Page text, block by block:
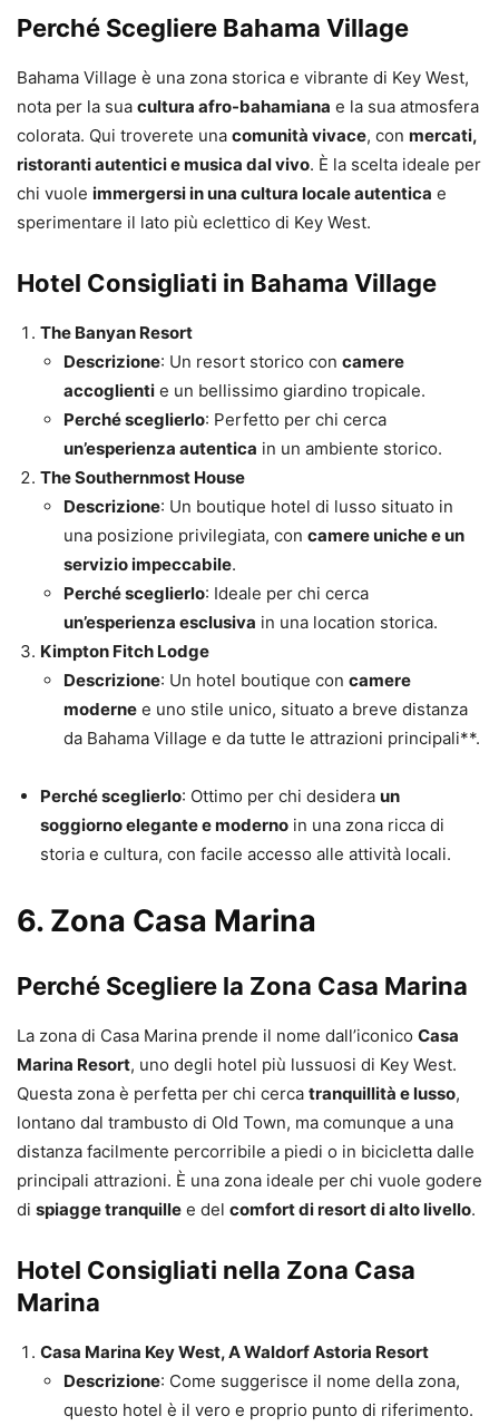
Perché Scegliere Bahama Village
Bahama Village è una zona storica e vibrante di Key West,
nota per la sua cultura afro-bahamiana e la sua atmosfera
colorata. Qui troverete una comunità vivace, con mercati,
ristoranti autentici e musica dal vivo. È la scelta ideale per
chi vuole immergersi in una cultura locale autentica e
sperimentare il lato più eclettico di Key West.
Hotel Consigliati in Bahama Village
The Banyan Resort
Descrizione: Un resort storico con camere
accoglienti e un bellissimo giardino tropicale.
Perché sceglierlo: Perfetto per chi cerca
un’esperienza autentica in un ambiente storico.
The Southernmost House
Descrizione: Un boutique hotel di lusso situato in
una posizione privilegiata, con camere uniche e un
servizio impeccabile.
Perché sceglierlo: Ideale per chi cerca
un’esperienza esclusiva in una location storica.
Kimpton Fitch Lodge
Descrizione: Un hotel boutique con camere
moderne e uno stile unico, situato a breve distanza
da Bahama Village e da tutte le attrazioni principali**.
Perché sceglierlo: Ottimo per chi desidera un
soggiorno elegante e moderno in una zona ricca di
storia e cultura, con facile accesso alle attività locali.
6. Zona Casa Marina
Perché Scegliere la Zona Casa Marina
La zona di Casa Marina prende il nome dall’iconico Casa
Marina Resort, uno degli hotel più lussuosi di Key West.
Questa zona è perfetta per chi cerca tranquillità e lusso,
lontano dal trambusto di Old Town, ma comunque a una
distanza facilmente percorribile a piedi o in bicicletta dalle
principali attrazioni. È una zona ideale per chi vuole godere
di spiagge tranquille e del comfort di resort di alto livello.
Hotel Consigliati nella Zona Casa
Marina
Casa Marina Key West, A Waldorf Astoria Resort
Descrizione: Come suggerisce il nome della zona,
questo hotel è il vero e proprio punto di riferimento.